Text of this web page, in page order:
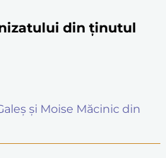
din ținutul
și Moise Măcinic din